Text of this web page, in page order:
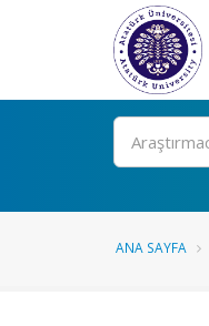
Ara
ANA SAYFA